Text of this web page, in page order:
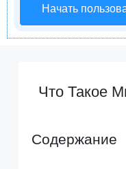
Начать
Что Такое
Содержание